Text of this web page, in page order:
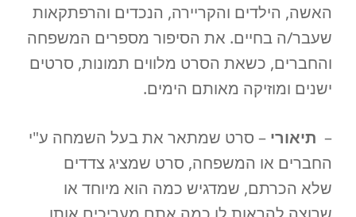
האשה, הילדים והקריירה, הנכדים והרפתקאות
שעבר/ה בחיים. את הסיפור מספרים המשפחה
והחברים, כשאת הסרט מלווים תמונות, סרטים
ישנים ומוזיקה מאותם הימים.
– תיאורי – סרט שמתאר את בעל השמחה ע"י
החברים או המשפחה, סרט שמציג צדדים
שלא הכרתם, שמדגיש כמה הוא מיוחד או